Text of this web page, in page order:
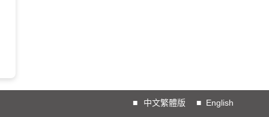
■ 中文繁體版 ■ English